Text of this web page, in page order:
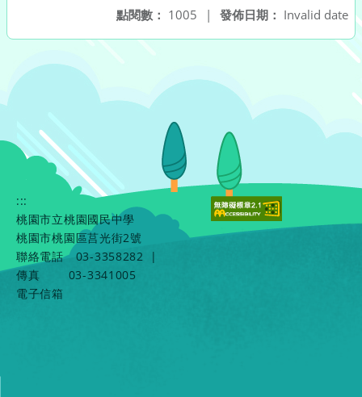
發佈日期： Invalid date
點閱數： 1005 |
:::
桃園市立桃園國民中學
桃園市桃園區莒光街2號
聯絡電話
03-3358282
|
傳真
03-3341005
電子信箱